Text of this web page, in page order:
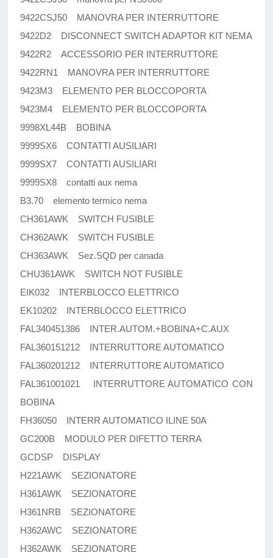
9422CSJ50 MANOVRA PER INTERRUTTORE
9422D2 DISCONNECT SWITCH ADAPTOR KIT NEMA
9422R2 ACCESSORIO PER INTERRUTTORE
9422RN1 MANOVRA PER INTERRUTTORE
9423M3 ELEMENTO PER BLOCCOPORTA
9423M4 ELEMENTO PER BLOCCOPORTA
9998XL44B BOBINA
9999SX6 CONTATTI AUSILIARI
9999SX7 CONTATTI AUSILIARI
9999SX8 contatti aux nema
B3.70 elemento termico nema
CH361AWK SWITCH FUSIBLE
CH362AWK SWITCH FUSIBLE
CH363AWK Sez.SQD per canada
CHU361AWK SWITCH NOT FUSIBLE
EIK032 INTERBLOCCO ELETTRICO
EK10202 INTERBLOCCO ELETTRICO
FAL340451386 INTER.AUTOM.+BOBINA+C.AUX
FAL360151212 INTERRUTTORE AUTOMATICO
FAL360201212 INTERRUTTORE AUTOMATICO
FAL361001021 INTERRUTTORE AUTOMATICO CON
BOBINA
FH36050 INTERR AUTOMATICO ILINE 50A
GC200B MODULO PER DIFETTO TERRA
GCDSP DISPLAY
H221AWK SEZIONATORE
H361AWK SEZIONATORE
H361NRB SEZIONATORE
H362AWC SEZIONATORE
H362AWK SEZIONATORE